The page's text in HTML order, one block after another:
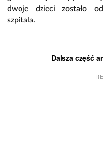
dwoje dzieci zostało
szpitala.
Dalsza część